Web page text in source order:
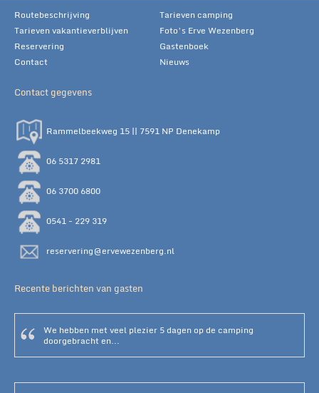
Routebeschrijving
Tarieven camping
Tarieven vakantieverblijven
Foto’s Erve Wezenberg
Reservering
Gastenboek
Contact
Nieuws
Contact gegevens
Rammelbeekweg 15 || 7591 NP Denekamp
06 5317 2981
06 3700 6800
0541 - 229 319
reservering@ervewezenberg.nl
Recente berichten van gasten
We hebben met veel plezier 5 dagen op de camping
doorgebracht en...